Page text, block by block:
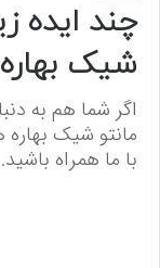
چند ایده
شیک
اگر شما هم به
مانتو شیک
با ما همراه باشید.